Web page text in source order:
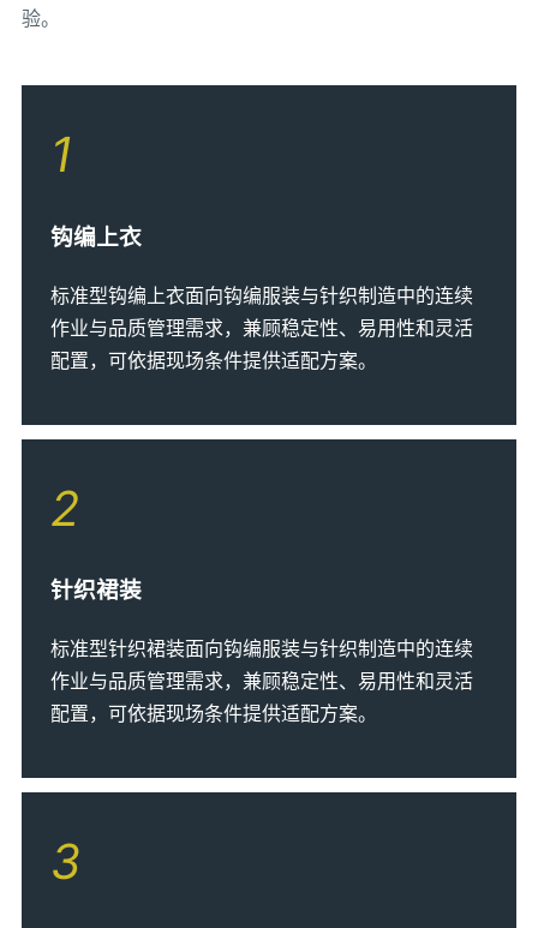
验。
1
钩编上衣
标准型钩编上衣面向钩编服装与针织制造中的连续
作业与品质管理需求，兼顾稳定性、易用性和灵活
配置，可依据现场条件提供适配方案。
2
针织裙装
标准型针织裙装面向钩编服装与针织制造中的连续
作业与品质管理需求，兼顾稳定性、易用性和灵活
配置，可依据现场条件提供适配方案。
3